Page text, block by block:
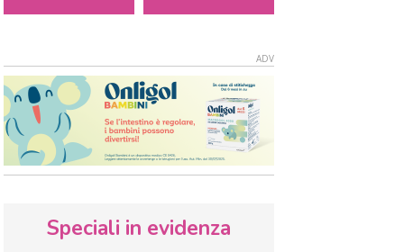
Speciali in evidenza